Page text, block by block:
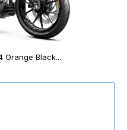
Orange Black...